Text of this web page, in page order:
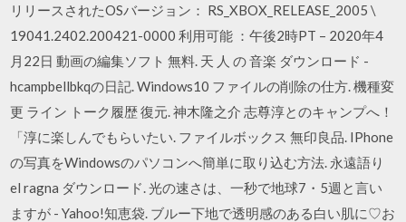
リリースされたOSバージョン： RS_XBOX_RELEASE_2005 \
19041.2402.200421-0000 利用可能 ：午後2時PT – 2020年4
月22日 動画の編集ソフト 無料. 天 人 の 音楽 ダウンロード -
hcampbellbkqの日記. Windows10 ファイルの削除の仕方. 機種変
更 ライン トーク履歴 復元. 神木隆之介 志尊淳とのキャンプへ！
「淳に楽しんでもらいたい. ファイルボックス 無印良品. IPhone
の写真をWindowsのパソコンへ簡単に取り込む方法. 永遠語り
el ragna ダウンロード. 光の速さは、一秒で地球7・5週と言い
ますが - Yahoo!知恵袋. ブルー下地で透明感のある白い肌に♡お